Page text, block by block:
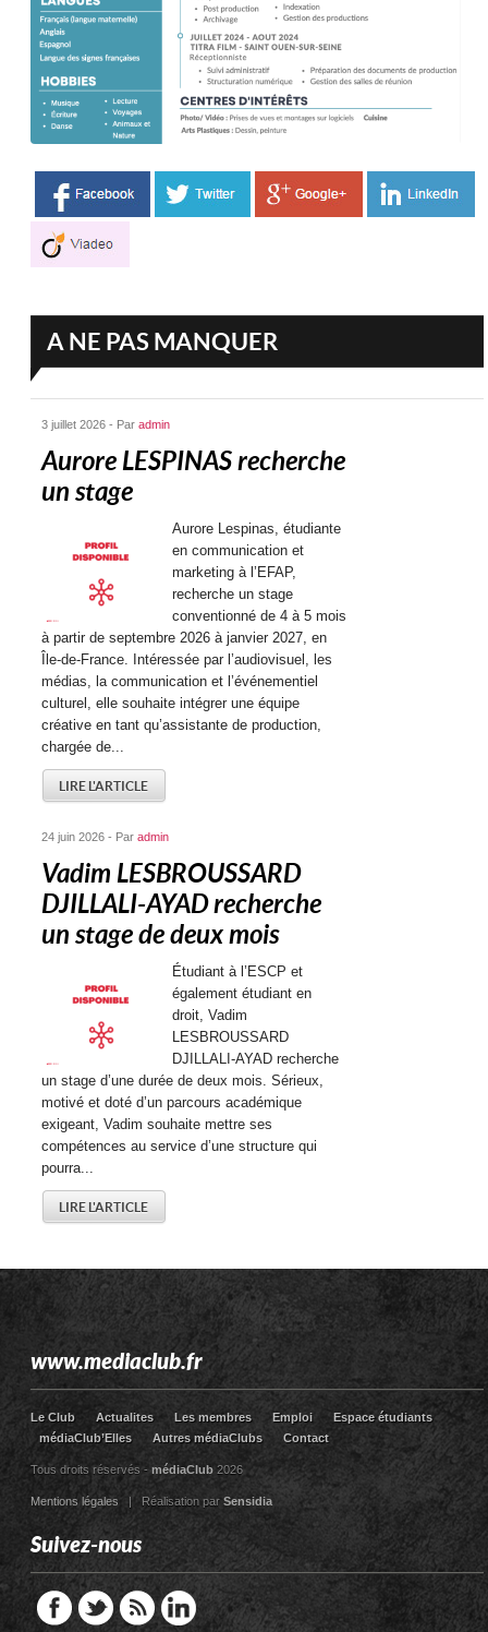
A NE PAS MANQUER
3 juillet 2026 - Paradmin
Aurore LESPINAS recherche
un stage
Aurore Lespinas, étudiante
en communication et
marketing à l’EFAP,
recherche un stage
conventionné de 4 à 5 mois
à partir de septembre 2026 à janvier 2027, en
Île-de-France. Intéressée par l’audiovisuel, les
médias, la communication et l’événementiel
culturel, elle souhaite intégrer une équipe
créative en tant qu’assistante de production,
chargée de...
LIRE L'ARTICLE
24 juin 2026 - Paradmin
Vadim LESBROUSSARD
DJILLALI-AYAD recherche
un stage de deux mois
Étudiant à l’ESCP et
également étudiant en
droit, Vadim
LESBROUSSARD
DJILLALI-AYAD recherche
un stage d’une durée de deux mois. Sérieux,
motivé et doté d’un parcours académique
exigeant, Vadim souhaite mettre ses
compétences au service d’une structure qui
pourra...
LIRE L'ARTICLE
www.mediaclub.fr
Le Club Actualites Les membres Emploi
Espace étudiants
médiaClub’Elles
Autres médiaClubs Contact
Tous droits réservés -médiaClub 2026
Mentions légales| Réalisation parSensidia
Suivez-nous